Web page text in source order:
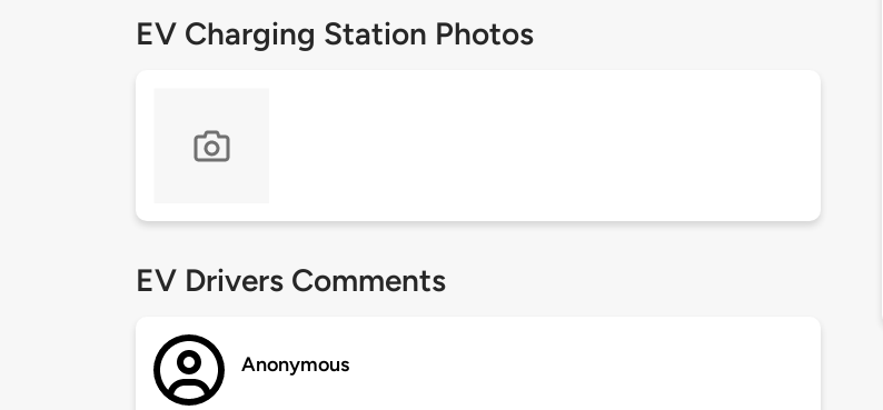
EV Charging Station Photos
EV Drivers Comments
Anonymous